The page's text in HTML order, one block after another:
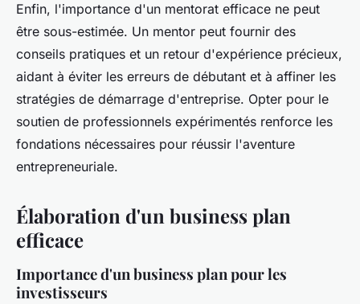
Enfin, l'importance d'un mentorat efficace ne peut
être sous-estimée. Un mentor peut fournir des
conseils pratiques et un retour d'expérience précieux,
aidant à éviter les erreurs de débutant et à affiner les
stratégies de démarrage d'entreprise. Opter pour le
soutien de professionnels expérimentés renforce les
fondations nécessaires pour réussir l'aventure
entrepreneuriale.
Élaboration d'un business plan
efficace
Importance d'un business plan pour les
investisseurs